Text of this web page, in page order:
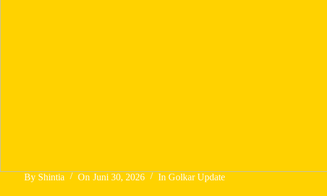
By Shintia On Juni 30, 2026 In Golkar Update